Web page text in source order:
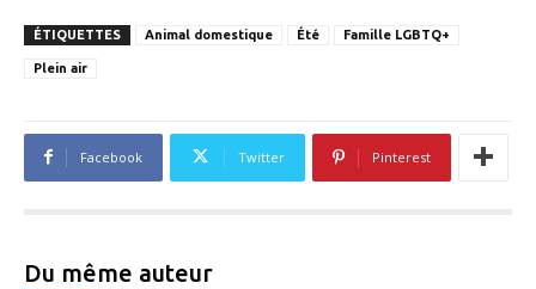
ÉTIQUETTES Animal domestique Été Famille LGBTQ+
Plein air
Facebook Twitter Pinterest
Du même auteur